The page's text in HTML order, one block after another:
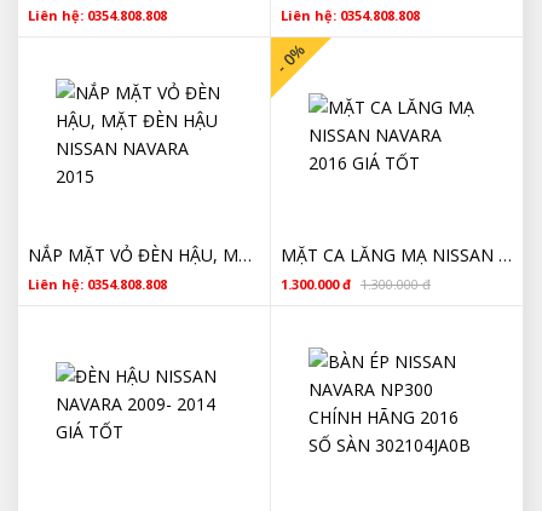
Liên hệ: 0354.808.808 Liên hệ: 0354.808.808
NẮP MẶT VỎ ĐÈN HẬU, MẶT ĐÈN HẬU NISSAN NAVARA 2015
Liên hệ: 0354.808.808
MẶT CA LĂNG MẠ NISSAN NAVARA 2016 GIÁ TỐT
1.300.000 đ 1.300.000 đ
- 0%